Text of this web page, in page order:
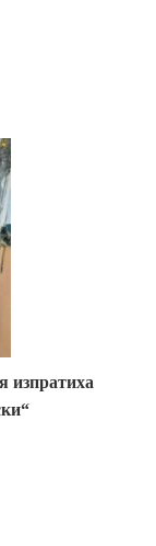
изпратиха